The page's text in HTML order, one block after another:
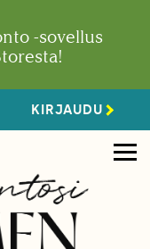
-sovellus
KIRJAUDU